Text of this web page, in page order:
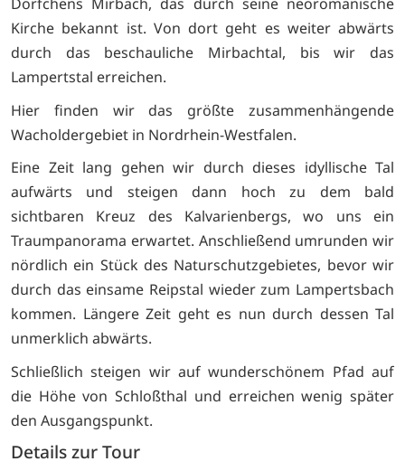
Kirche bekannt ist. Von dort geht es weiter abwärts
durch das beschauliche Mirbachtal, bis wir das
Lampertstal erreichen.
Hier finden wir das größte zusammenhängende
Wacholdergebiet in Nordrhein-Westfalen.
Eine Zeit lang gehen wir durch dieses idyllische Tal
aufwärts und steigen dann hoch zu dem bald
sichtbaren Kreuz des Kalvarienbergs, wo uns ein
Traumpanorama erwartet. Anschließend umrunden wir
nördlich ein Stück des Naturschutzgebietes, bevor wir
durch das einsame Reipstal wieder zum Lampertsbach
kommen. Längere Zeit geht es nun durch dessen Tal
unmerklich abwärts.
Schließlich steigen wir auf wunderschönem Pfad auf
die Höhe von Schloßthal und erreichen wenig später
den Ausgangspunkt.
Details zur Tour